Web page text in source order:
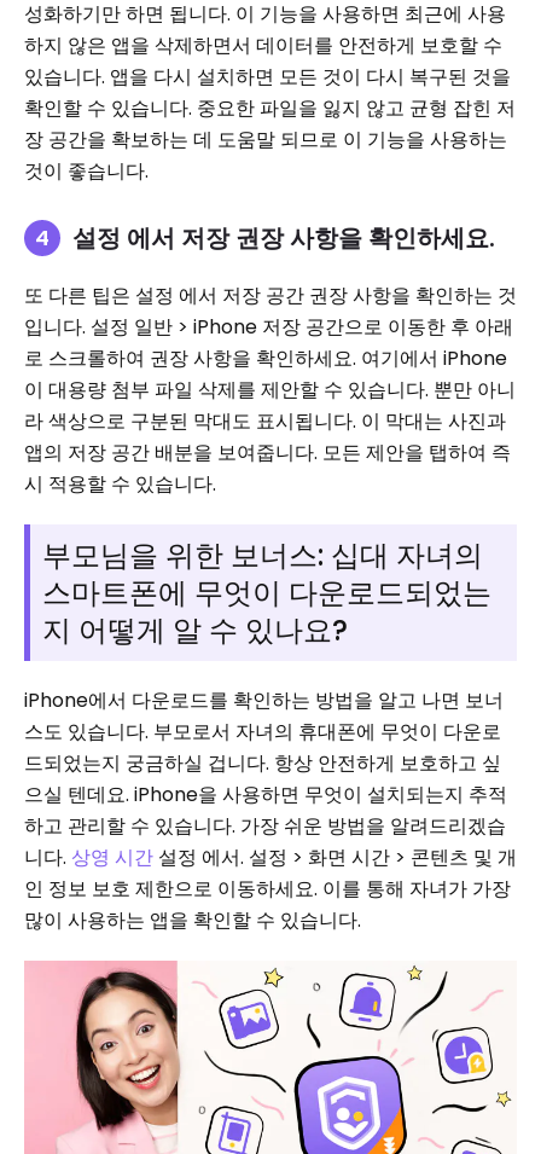
성화하기만 하면 됩니다. 이 기능을 사용하면 최근에 사용
하지 않은 앱을 삭제하면서 데이터를 안전하게 보호할 수
있습니다. 앱을 다시 설치하면 모든 것이 다시 복구된 것을
확인할 수 있습니다. 중요한 파일을 잃지 않고 균형 잡힌 저
장 공간을 확보하는 데 도움말 되므로 이 기능을 사용하는
것이 좋습니다.
설정 에서 저장 권장 사항을 확인하세요.
또 다른 팁은 설정 에서 저장 공간 권장 사항을 확인하는 것
입니다. 설정 일반 > iPhone 저장 공간으로 이동한 후 아래
로 스크롤하여 권장 사항을 확인하세요. 여기에서 iPhone
이 대용량 첨부 파일 삭제를 제안할 수 있습니다. 뿐만 아니
라 색상으로 구분된 막대도 표시됩니다. 이 막대는 사진과
앱의 저장 공간 배분을 보여줍니다. 모든 제안을 탭하여 즉
시 적용할 수 있습니다.
부모님을 위한 보너스: 십대 자녀의
스마트폰에 무엇이 다운로드되었는
지 어떻게 알 수 있나요?
iPhone에서 다운로드를 확인하는 방법을 알고 나면 보너
스도 있습니다. 부모로서 자녀의 휴대폰에 무엇이 다운로
드되었는지 궁금하실 겁니다. 항상 안전하게 보호하고 싶
으실 텐데요. iPhone을 사용하면 무엇이 설치되는지 추적
하고 관리할 수 있습니다. 가장 쉬운 방법을 알려드리겠습
니다. 상영 시간 설정 에서. 설정 > 화면 시간 > 콘텐츠 및 개
인 정보 보호 제한으로 이동하세요. 이를 통해 자녀가 가장
많이 사용하는 앱을 확인할 수 있습니다.